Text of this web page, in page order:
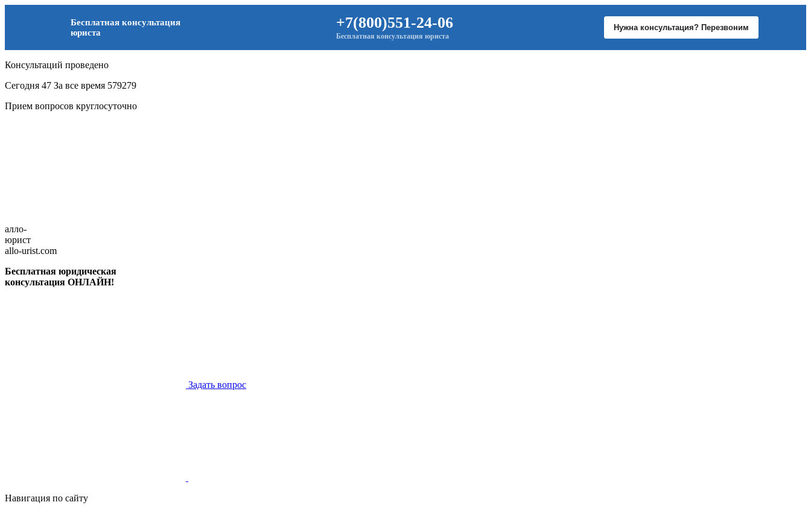
Бесплатная консультация
юриста
+7(800)551-24-06
Бесплатная консультация юриста
Нужна консультация? Перезвоним
Консультаций проведено
Сегодня 47 За все время 579279
Прием вопросов круглосуточно
алло-
юрист
allo-urist.com
Бесплатная юридическая
консультация ОНЛАЙН!
Задать вопрос
Навигация по сайту